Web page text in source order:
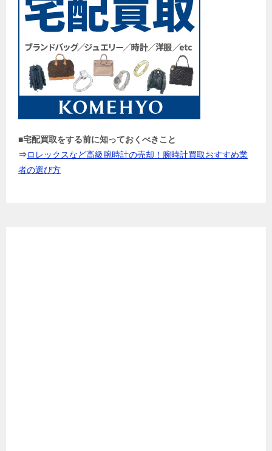
■宅配買取をする前に知っておくべきこと
⇒ロレックスなど高級腕時計の売却！腕時計買取おすすめ業
者の選び方